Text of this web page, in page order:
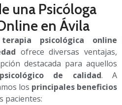
una Psicóloga
en Ávila
terapia psicológica online
ofrece diversas ventajas,
destacada para aquellos
de calidad. A
los principales beneficios
pacientes: